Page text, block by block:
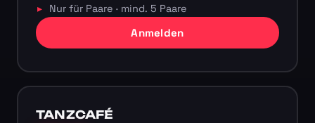
Nur für Paare · mind. 5 Paare
Anmelden
TANZCAFÉ